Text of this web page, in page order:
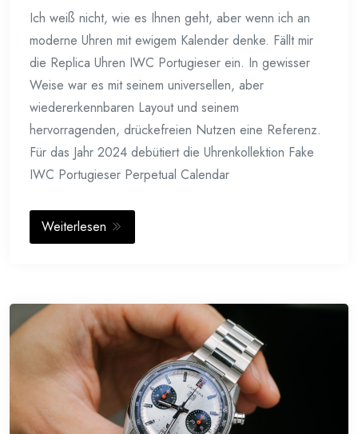
Ich weiß nicht, wie es Ihnen geht, aber wenn ich an
moderne Uhren mit ewigem Kalender denke. Fällt mir
die Replica Uhren IWC Portugieser ein. In gewisser
Weise war es mit seinem universellen, aber
wiedererkennbaren Layout und seinem
hervorragenden, drückefreien Nutzen eine Referenz.
Für das Jahr 2024 debütiert die Uhrenkollektion Fake
IWC Portugieser Perpetual Calendar
Weiterlesen